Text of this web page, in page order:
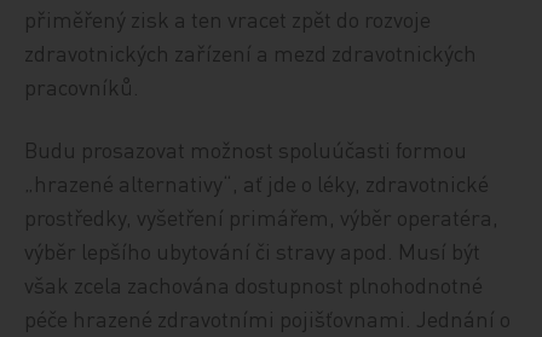
přiměřený zisk a ten vracet zpět do rozvoje
zdravotnických zařízení a mezd zdravotnických
pracovníků.
Budu prosazovat možnost spoluúčasti formou
„hrazené alternativy“, ať jde o léky, zdravotnické
prostředky, vyšetření primářem, výběr operatéra,
výběr lepšího ubytování či stravy apod. Musí být
však zcela zachována dostupnost plnohodnotné
péče hrazené zdravotními pojišťovnami. Jednání o